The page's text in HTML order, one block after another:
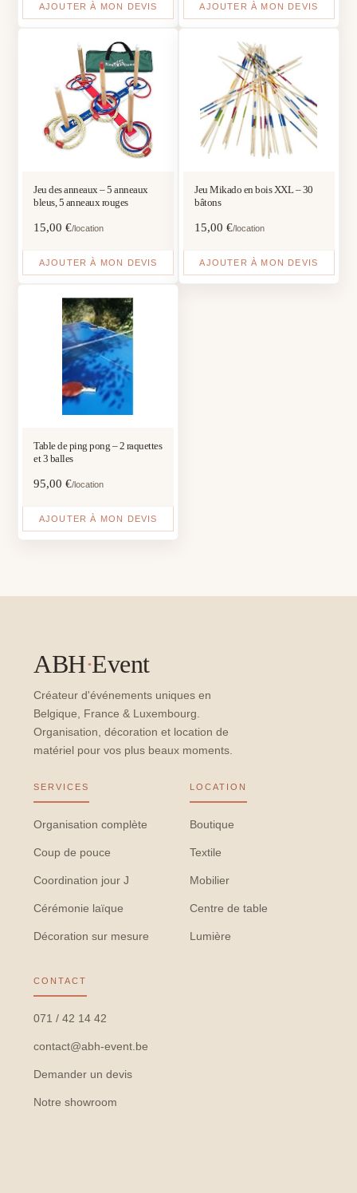
AJOUTER À MON DEVIS AJOUTER À MON DEVIS
Jeu des anneaux – 5 anneaux
bleus, 5 anneaux rouges
15,00€/location
AJOUTER À MON DEVIS
Jeu Mikado en bois XXL – 30
bâtons
15,00 €/location
AJOUTER À MON DEVIS
Table de ping pong – 2 raquettes
et 3 balles
95,00€/location
AJOUTER À MON DEVIS
ABH·Event
Créateur d'événements uniques en
Belgique, France & Luxembourg.
Organisation, décoration et location de
matériel pour vos plus beaux moments.
SERVICES
Organisation complète
Coup de pouce
Coordination jour J
Cérémonie laïque
Décoration sur mesure
LOCATION
Boutique
Textile
Mobilier
Centre de table
Lumière
CONTACT
071 / 42 14 42
contact@abh-event.be
Demander un devis
Notre showroom